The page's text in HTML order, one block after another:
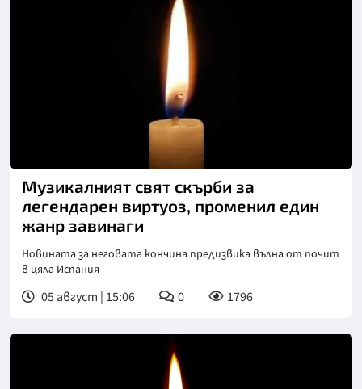
Музикалният свят скърби за
легендарен виртуоз, променил един
жанр завинаги
Новината за неговата кончина предизвика вълна от почит
в цяла Испания
05 август | 15:06 0 1796